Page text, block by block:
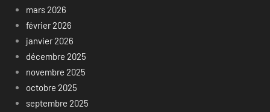
mars 2026
février 2026
janvier 2026
décembre 2025
novembre 2025
octobre 2025
septembre 2025